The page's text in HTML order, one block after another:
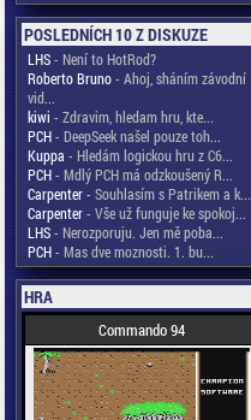
POSLEDNÍCH 10 Z DISKUZE
LHS- Není to HotRod?
Roberto Bruno- Ahoj, sháním závodní
vid...
kiwi - Zdravim, hledam hru, kte...
PCH- DeepSeek našel pouze toh...
Kuppa - Hledám logickou hru z C6...
PCH- Mdlý PCH má odzkoušený R...
Carpenter- Souhlasím s Patrikem a k...
Carpenter- Vše už funguje ke spokoj...
LHS- Nerozporuju. Jen mě poba...
PCH- Mas dve moznosti. 1. bu...
HRA
Commando 94